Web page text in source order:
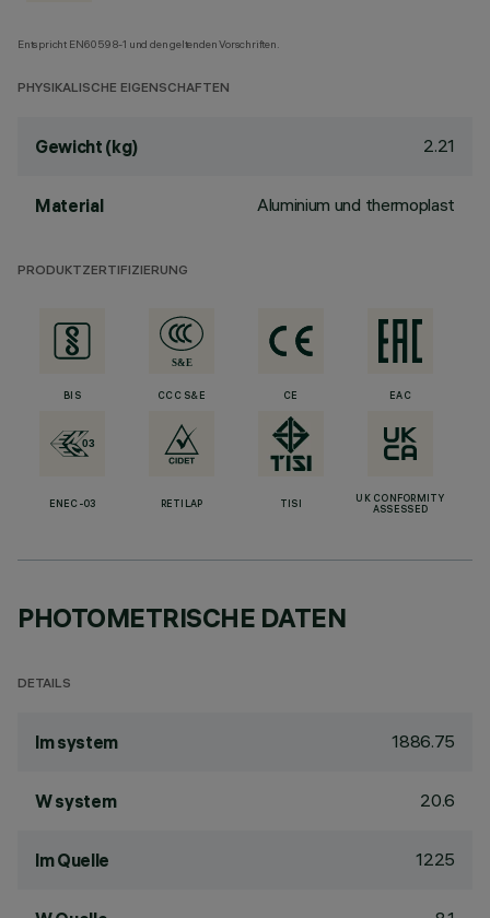
Entspricht EN60598-1 und den geltenden Vorschriften.
PHYSIKALISCHE EIGENSCHAFTEN
Gewicht (kg) 2.21
Material Aluminium und thermoplast
PRODUKTZERTIFIZIERUNG
BIS CCC S&E CE EAC
ENEC-03 RETILAP TISI
UK CONFORMITY
ASSESSED
PHOTOMETRISCHE DATEN
DETAILS
lm system 1886.75
W system 20.6
lm Quelle 1225